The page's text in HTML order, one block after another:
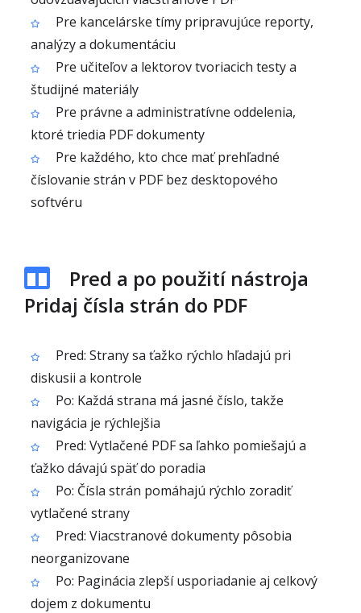
Pre kancelárske tímy pripravujúce reporty,
analýzy a dokumentáciu
Pre učiteľov a lektorov tvoriacich testy a
študijné materiály
Pre právne a administratívne oddelenia,
ktoré triedia PDF dokumenty
Pre každého, kto chce mať prehľadné
číslovanie strán v PDF bez desktopového
softvéru
Pred a po použití nástroja
Pridaj čísla strán do PDF
Pred: Strany sa ťažko rýchlo hľadajú pri
diskusii a kontrole
Po: Každá strana má jasné číslo, takže
navigácia je rýchlejšia
Pred: Vytlačené PDF sa ľahko pomiešajú a
ťažko dávajú späť do poradia
Po: Čísla strán pomáhajú rýchlo zoradiť
vytlačené strany
Pred: Viacstranové dokumenty pôsobia
neorganizovane
Po: Paginácia zlepší usporiadanie aj celkový
dojem z dokumentu